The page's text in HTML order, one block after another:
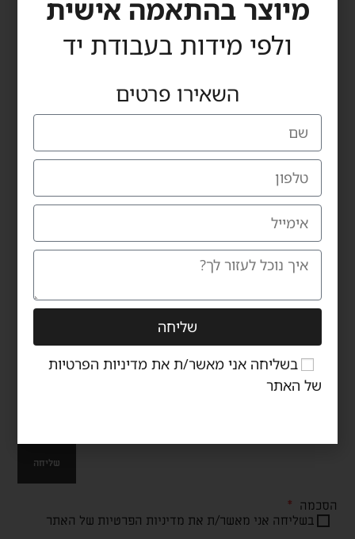
צרו איתנו קשר
אימייל: carmiltd@zahav.net.il
שעות פתיחת אולם התצוגה:
ראשון – חמישי 10:00-19:00
יום שישי 10:00-14:00
יום שבת – סגור
שם מלא
אימייל
הסכמה
בשליחה אני מאשר/ת את מדיניות הפרטיות של האתר
שליחה
מיוצר בהתאמה אישית
ולפי מידות בעבודת יד
השאירו פרטים
בשליחה אני מאשר/ת אתמדיניות הפרטיות
של האתר
שליחה